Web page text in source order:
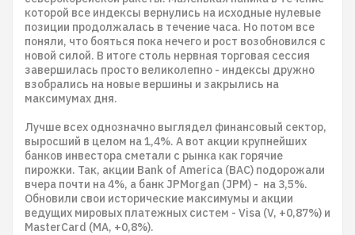
которой все индексы вернулись на исходные нулевые
позиции продолжалась в течение часа. Но потом все
поняли, что бояться пока нечего и рост возобновился с
новой силой. В итоге столь нервная торговая сессия
завершилась просто великолепно - индексы дружно
взобрались на новые вершины и закрылись на
максимумах дня.
Лучше всех однозначно выглядел финансовый сектор,
выросший в целом на 1,4%. А вот акции крупнейших
банков инвестора сметали с рынка как горячие
пирожки. Так, акции Bank of America (BAC) подорожали
вчера почти на 4%, а банк JPMorgan (JPM) - на 3,5%.
Обновили свои исторические максимумы и акции
ведущих мировых платежных систем - Visa (V, +0,87%) и
MasterCard (MA, +0,8%).